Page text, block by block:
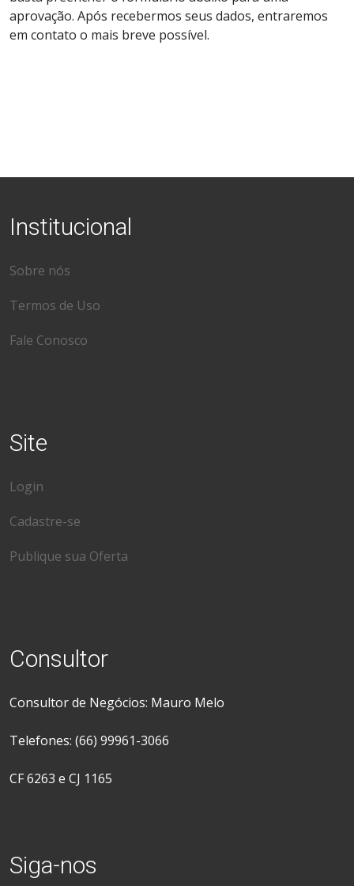
aprovação. Após recebermos seus dados, entraremos
em contato o mais breve possível.
Institucional
Sobre nós
Termos de Uso
Fale Conosco
Site
Login
Cadastre-se
Publique sua Oferta
Consultor
Consultor de Negócios: Mauro Melo
Telefones: (66) 99961-3066
CF 6263 e CJ 1165
Siga-nos